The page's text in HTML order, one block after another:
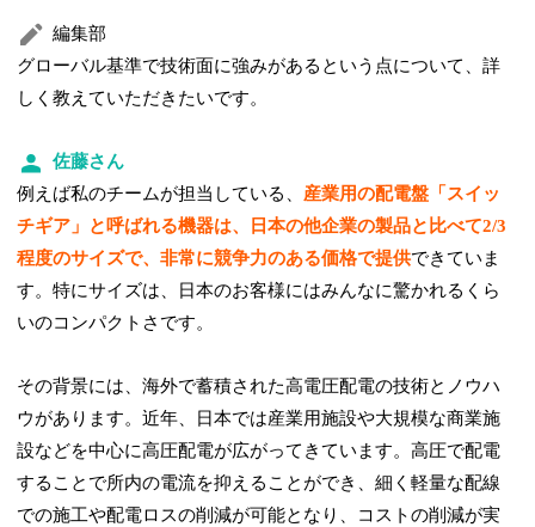
編集部
グローバル基準で技術面に強みがあるという点について、詳
しく教えていただきたいです。
佐藤さん
例えば私のチームが担当している、産業用の配電盤「スイッ
チギア」と呼ばれる機器は、日本の他企業の製品と比べて2/3
程度のサイズで、非常に競争力のある価格で提供できていま
す。特にサイズは、日本のお客様にはみんなに驚かれるくら
いのコンパクトさです。
その背景には、海外で蓄積された高電圧配電の技術とノウハ
ウがあります。近年、日本では産業用施設や大規模な商業施
設などを中心に高圧配電が広がってきています。高圧で配電
することで所内の電流を抑えることができ、細く軽量な配線
での施工や配電ロスの削減が可能となり、コストの削減が実